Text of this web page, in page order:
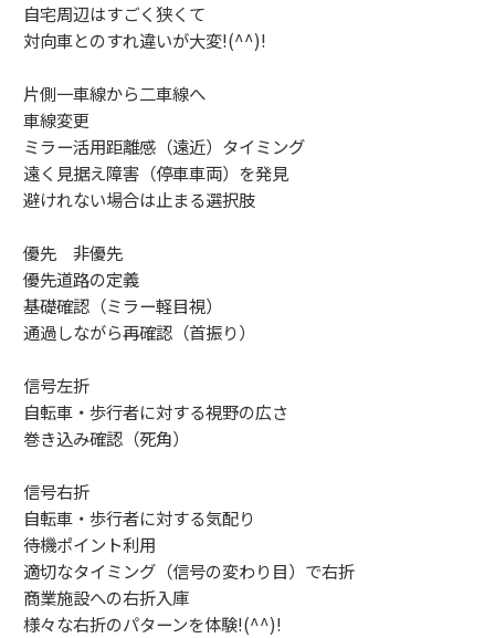
自宅周辺はすごく狭くて
対向車とのすれ違いが大変!(^^)!
片側一車線から二車線へ
車線変更
ミラー活用距離感（遠近）タイミング
遠く見据え障害（停車車両）を発見
避けれない場合は止まる選択肢
優先 非優先
優先道路の定義
基礎確認（ミラー軽目視）
通過しながら再確認（首振り）
信号左折
自転車・歩行者に対する視野の広さ
巻き込み確認（死角）
信号右折
自転車・歩行者に対する気配り
待機ポイント利用
適切なタイミング（信号の変わり目）で右折
商業施設への右折入庫
様々な右折のパターンを体験!(^^)!